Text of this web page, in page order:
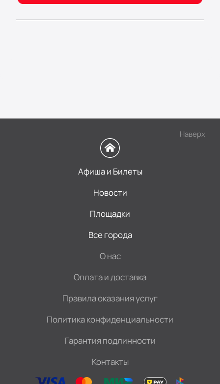
Наверх
Афиша и Билеты
Новости
Площадки
Все города
О нас
Оплата и доставка
Правила оказания услуг
Политика конфиденциальности
Гарантия подлинности
Контакты